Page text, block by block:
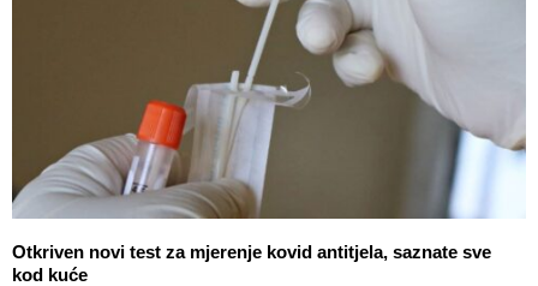
Otkriven novi test za mjerenje kovid antitjela, saznate sve
kod kuće